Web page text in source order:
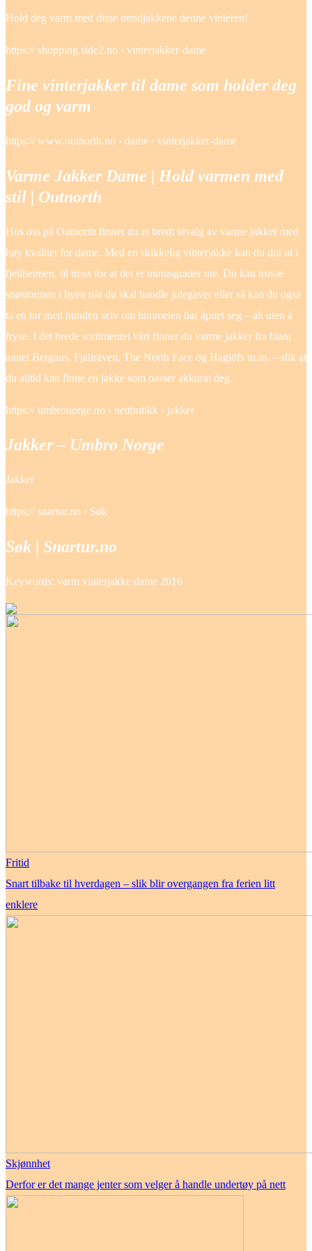
Hold deg varm med disse trendjakkene denne vinteren!
https:// shopping.side2.no › vinterjakker-dame
Fine vinterjakker til dame som holder deg
god og varm
https:// www.outnorth.no › dame › vinterjakker-dame
Varme Jakker Dame | Hold varmen med
stil | Outnorth
Hos oss på Outnorth finner du et bredt utvalg av varme jakker med
høy kvalitet for dame. Med en skikkelig vinterjakke kan du dra ut i
fjellheimen, til tross for at det er minusgrader ute. Du kan trosse
snøstormen i byen når du skal handle julegaver eller så kan du også
ta en tur med hunden selv om himmelen har åpnet seg – alt uten å
fryse. I det brede sortimentet vårt finner du varme jakker fra blant
annet Bergans, Fjällräven, The North Face og Haglöfs m.m. – slik at
du alltid kan finne en jakke som passer akkurat deg.
https:// umbronorge.no › nettbutikk › jakker
Jakker – Umbro Norge
Jakker
https:// snartur.no › Søk
Søk | Snartur.no
Keywords: varm vinterjakke dame 2016
Fritid
Snart tilbake til hverdagen – slik blir overgangen fra ferien litt
enklere
Skjønnhet
Derfor er det mange jenter som velger å handle undertøy på nett